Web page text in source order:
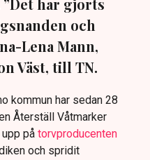
har gjorts
och
Lena Mann,
Väst, till TN.
kommun har sedan 28
Återställ Våtmarker
på torvproducenten
och spridit